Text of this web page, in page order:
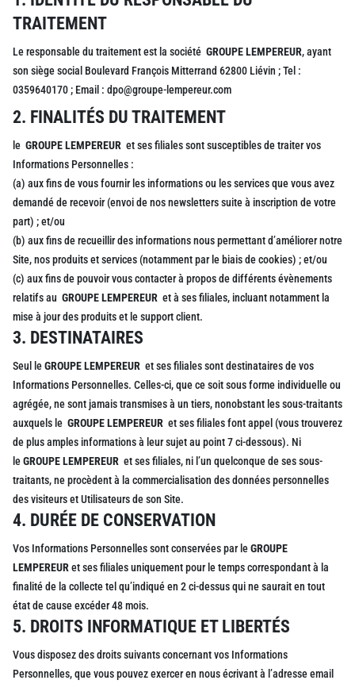
TRAITEMENT
Le responsable du traitement est la société GROUPE LEMPEREUR, ayant
son siège social Boulevard François Mitterrand 62800 Liévin ; Tel :
0359640170 ; Email : dpo@groupe-lempereur.com
2. FINALITÉS DU TRAITEMENT
le GROUPE LEMPEREUR et ses filiales sont susceptibles de traiter vos
Informations Personnelles :
(a) aux fins de vous fournir les informations ou les services que vous avez
demandé de recevoir (envoi de nos newsletters suite à inscription de votre
part) ; et/ou
(b) aux fins de recueillir des informations nous permettant d’améliorer notre
Site, nos produits et services (notamment par le biais de cookies) ; et/ou
(c) aux fins de pouvoir vous contacter à propos de différents évènements
relatifs au GROUPE LEMPEREUR et à ses filiales, incluant notamment la
mise à jour des produits et le support client.
3. DESTINATAIRES
Seul leGROUPE LEMPEREUR et ses filiales sont destinataires de vos
Informations Personnelles. Celles-ci, que ce soit sous forme individuelle ou
agrégée, ne sont jamais transmises à un tiers, nonobstant les sous-traitants
auxquels le GROUPE LEMPEREUR et ses filiales font appel (vous trouverez
de plus amples informations à leur sujet au point 7 ci-dessous). Ni
leGROUPE LEMPEREUR et ses filiales, ni l’un quelconque de ses sous-
traitants, ne procèdent à la commercialisation des données personnelles
des visiteurs et Utilisateurs de son Site.
4. DURÉE DE CONSERVATION
Vos Informations Personnelles sont conservées par leGROUPE
LEMPEREURet ses filiales uniquement pour le temps correspondant à la
finalité de la collecte tel qu’indiqué en 2 ci-dessus qui ne saurait en tout
état de cause excéder 48 mois.
5. DROITS INFORMATIQUE ET LIBERTÉS
Vous disposez des droits suivants concernant vos Informations
Personnelles, que vous pouvez exercer en nous écrivant à l’adresse email